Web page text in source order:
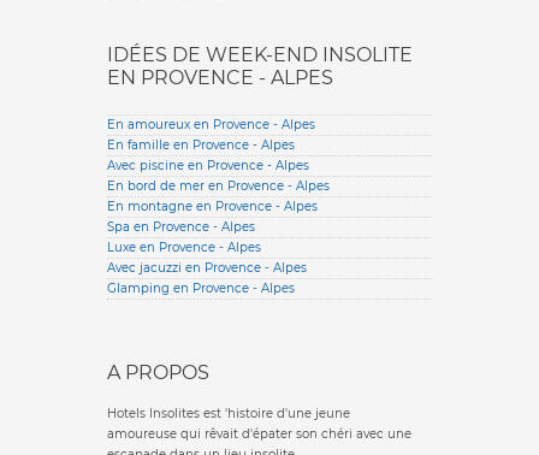
IDÉES DE WEEK-END INSOLITE
EN PROVENCE - ALPES
En amoureux en Provence - Alpes
En famille en Provence - Alpes
Avec piscine en Provence - Alpes
En bord de mer en Provence - Alpes
En montagne en Provence - Alpes
Spa en Provence - Alpes
Luxe en Provence - Alpes
Avec jacuzzi en Provence - Alpes
Glamping en Provence - Alpes
A PROPOS
Hotels Insolites est 'histoire d'une jeune
amoureuse qui rêvait d'épater son chéri avec une